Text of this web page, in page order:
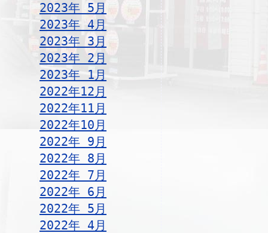
2023年 5月
2023年 4月
2023年 3月
2023年 2月
2023年 1月
2022年12月
2022年11月
2022年10月
2022年 9月
2022年 8月
2022年 7月
2022年 6月
2022年 5月
2022年 4月